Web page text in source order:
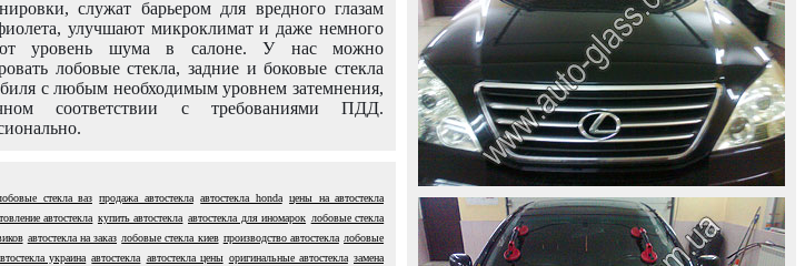
служат барьером для вредного глазам
улучшают микроклимат и даже немного
уровень шума в салоне. У нас можно
лобовые стекла, задние и боковые стекла
с любым необходимым уровнем затемнения,
соответствии с требованиями ПДД.
стекла ваз продажа автостекла автостекла honda цены на автостекла
автостекла купить автостекла автостекла для иномарок лобовые стекла
автостекла на заказ лобовые стекла киев производство автостекла лобовые
украина автостекла автостекла цены оригинальные автостекла замена